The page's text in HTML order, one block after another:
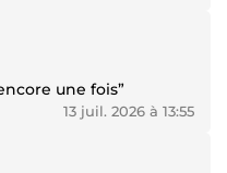
une fois”
13 juil. 2026 à 13:55